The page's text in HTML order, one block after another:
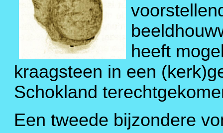
heeft
kraagsteen in een
Schokland
Een tweede bijzondere